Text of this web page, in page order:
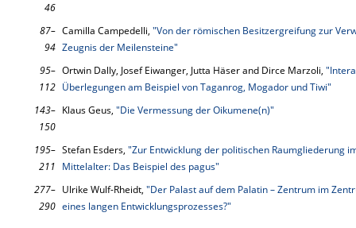
46
87–
94
Camilla Campedelli, "Von der römischen Besitzergreifung zur
Zeugnis der Meilensteine"
95–
112
Ortwin Dally, Josef Eiwanger, Jutta Häser and Dirce Marzoli,
Überlegungen am Beispiel von Taganrog, Mogador und Tiwi"
143–
150
Klaus Geus, "Die Vermessung der Oikumene(n)"
195–
211
Stefan Esders, "Zur Entwicklung der politischen Raumgliederung
Mittelalter: Das Beispiel des pagus"
277–
290
Ulrike Wulf-Rheidt, "Der Palast auf dem Palatin – Zentrum im
eines langen Entwicklungsprozesses?"